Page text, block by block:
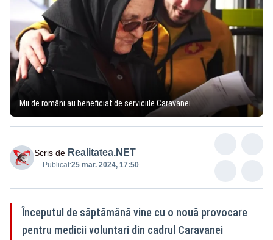
Mii de români au beneficiat de serviciile Caravanei
Scris de Realitatea.NET
Publicat:25 mar. 2024, 17:50
Începutul de săptămână vine cu o nouă provocare
pentru medicii voluntari din cadrul Caravanei